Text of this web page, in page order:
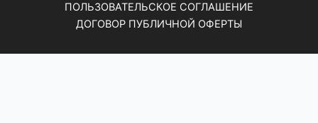
ПОЛЬЗОВАТЕЛЬСКОЕ СОГЛАШЕНИЕ
ДОГОВОР ПУБЛИЧНОЙ ОФЕРТЫ